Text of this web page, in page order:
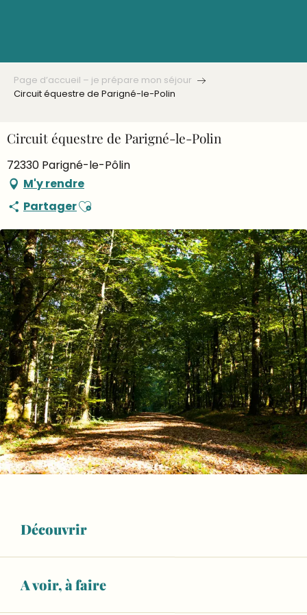
Découvrir
A voir, à faire
Page d’accueil – je prépare mon séjour
Circuit équestre de Parigné-le-Polin
Circuit équestre de Parigné-le-Polin
72330 Parigné-le-Pôlin
M'y rendre
PartagerAjouter aux favoris
Points d'intérêt